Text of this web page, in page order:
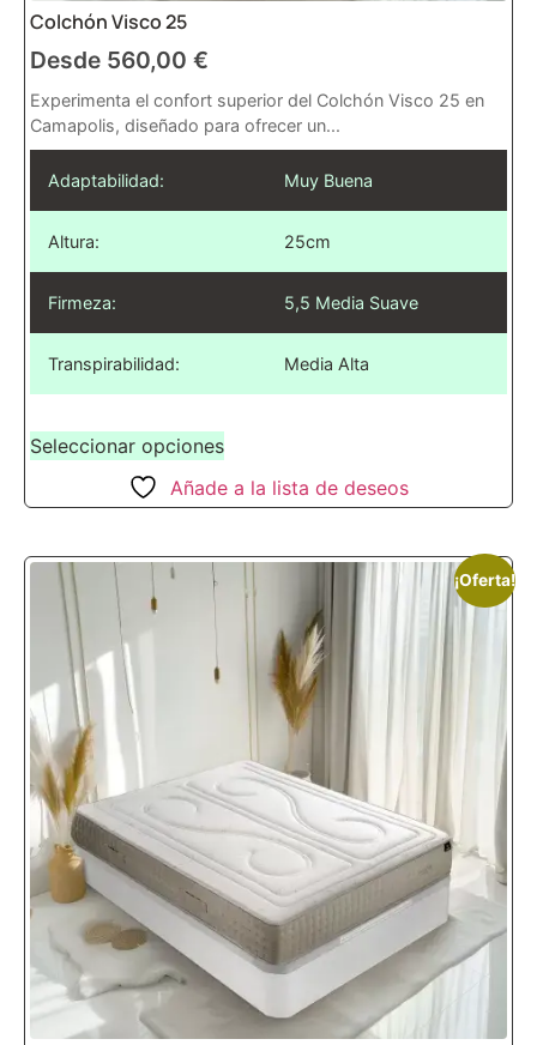
Colchón Visco 25
Desde 560,00 €
Experimenta el confort superior del Colchón Visco 25 en
Camapolis, diseñado para ofrecer un...
Adaptabilidad: Muy Buena
Altura: 25cm
Firmeza: 5,5 Media Suave
Transpirabilidad: Media Alta
Seleccionar opciones
Añade a la lista de deseos
¡Oferta!